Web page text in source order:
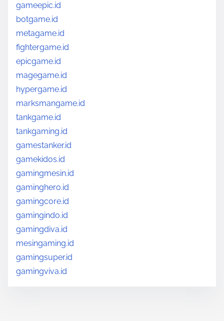
gameepic.id
botgame.id
metagame.id
fightergame.id
epicgame.id
magegame.id
hypergame.id
marksmangame.id
tankgame.id
tankgaming.id
gamestanker.id
gamekidos.id
gamingmesin.id
gaminghero.id
gamingcore.id
gamingindo.id
gamingdiva.id
mesingaming.id
gamingsuper.id
gamingviva.id